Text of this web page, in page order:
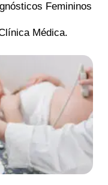
Femininos
Médica.